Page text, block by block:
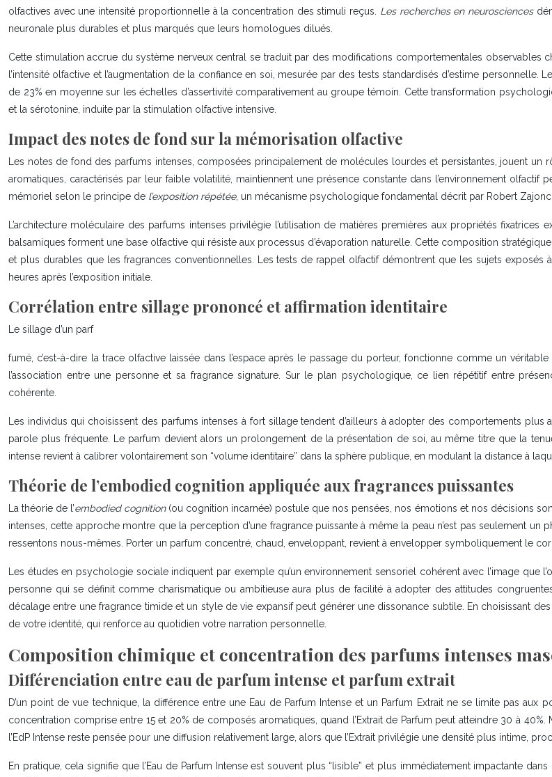
olfactives avec une intensité proportionnelle à la concentration des stimuli reçus. Les recherches en neurosciences
neuronale plus durables et plus marqués que leurs homologues dilués.
Cette stimulation accrue du système nerveux central se traduit par des modifications comportementales
l’intensité olfactive et l’augmentation de la confiance en soi, mesurée par des tests standardisés d’estime
de 23% en moyenne sur les échelles d’assertivité comparativement au groupe témoin. Cette transformation
et la sérotonine, induite par la stimulation olfactive intensive.
Impact des notes de fond sur la mémorisation olfactive
Les notes de fond des parfums intenses, composées principalement de molécules lourdes et persistantes, jouent
aromatiques, caractérisés par leur faible volatilité, maintiennent une présence constante dans l’environnement olfactif
mémoriel selon le principe de l’exposition répétée, un mécanisme psychologique fondamental décrit par Robert Zajonc.
L’architecture moléculaire des parfums intenses privilégie l’utilisation de matières premières aux propriétés
balsamiques forment une base olfactive qui résiste aux processus d’évaporation naturelle. Cette composition
et plus durables que les fragrances conventionnelles. Les tests de rappel olfactif démontrent que les sujets exposés
heures après l’exposition initiale.
Corrélation entre sillage prononcé et affirmation identitaire
Le sillage d’un parf
fumé, c’est-à-dire la trace olfactive laissée dans l’espace après le passage du porteur, fonctionne comme un
l’association entre une personne et sa fragrance signature. Sur le plan psychologique, ce lien répétitif entre
cohérente.
Les individus qui choisissent des parfums intenses à fort sillage tendent d’ailleurs à adopter des comportements
parole plus fréquente. Le parfum devient alors un prolongement de la présentation de soi, au même titre que la
intense revient à calibrer volontairement son “volume identitaire” dans la sphère publique, en modulant la distance à
Théorie de l’embodied cognition appliquée aux fragrances puissantes
La théorie de l’embodied cognition(ou cognition incarnée) postule que nos pensées, nos émotions et nos décisions
intenses, cette approche montre que la perception d’une fragrance puissante à même la peau n’est pas seulement
ressentons nous-mêmes. Porter un parfum concentré, chaud, enveloppant, revient à envelopper symboliquement le
Les études en psychologie sociale indiquent par exemple qu’un environnement sensoriel cohérent avec l’image
personne qui se définit comme charismatique ou ambitieuse aura plus de facilité à adopter des attitudes
décalage entre une fragrance timide et un style de vie expansif peut générer une dissonance subtile. En choisissant
de votre identité, qui renforce au quotidien votre narration personnelle.
Composition chimique et concentration des parfums intenses
Différenciation entre eau de parfum intense et parfum extrait
D’un point de vue technique, la différence entre une Eau de Parfum Intense et un Parfum Extrait ne se limite pas aux
concentration comprise entre 15 et 20% de composés aromatiques, quand l’Extrait de Parfum peut atteindre 30 à
l’EdP Intense reste pensée pour une diffusion relativement large, alors que l’Extrait privilégie une densité plus intime,
En pratique, cela signifie que l’Eau de Parfum Intense est souvent plus “lisible” et plus immédiatement impactante